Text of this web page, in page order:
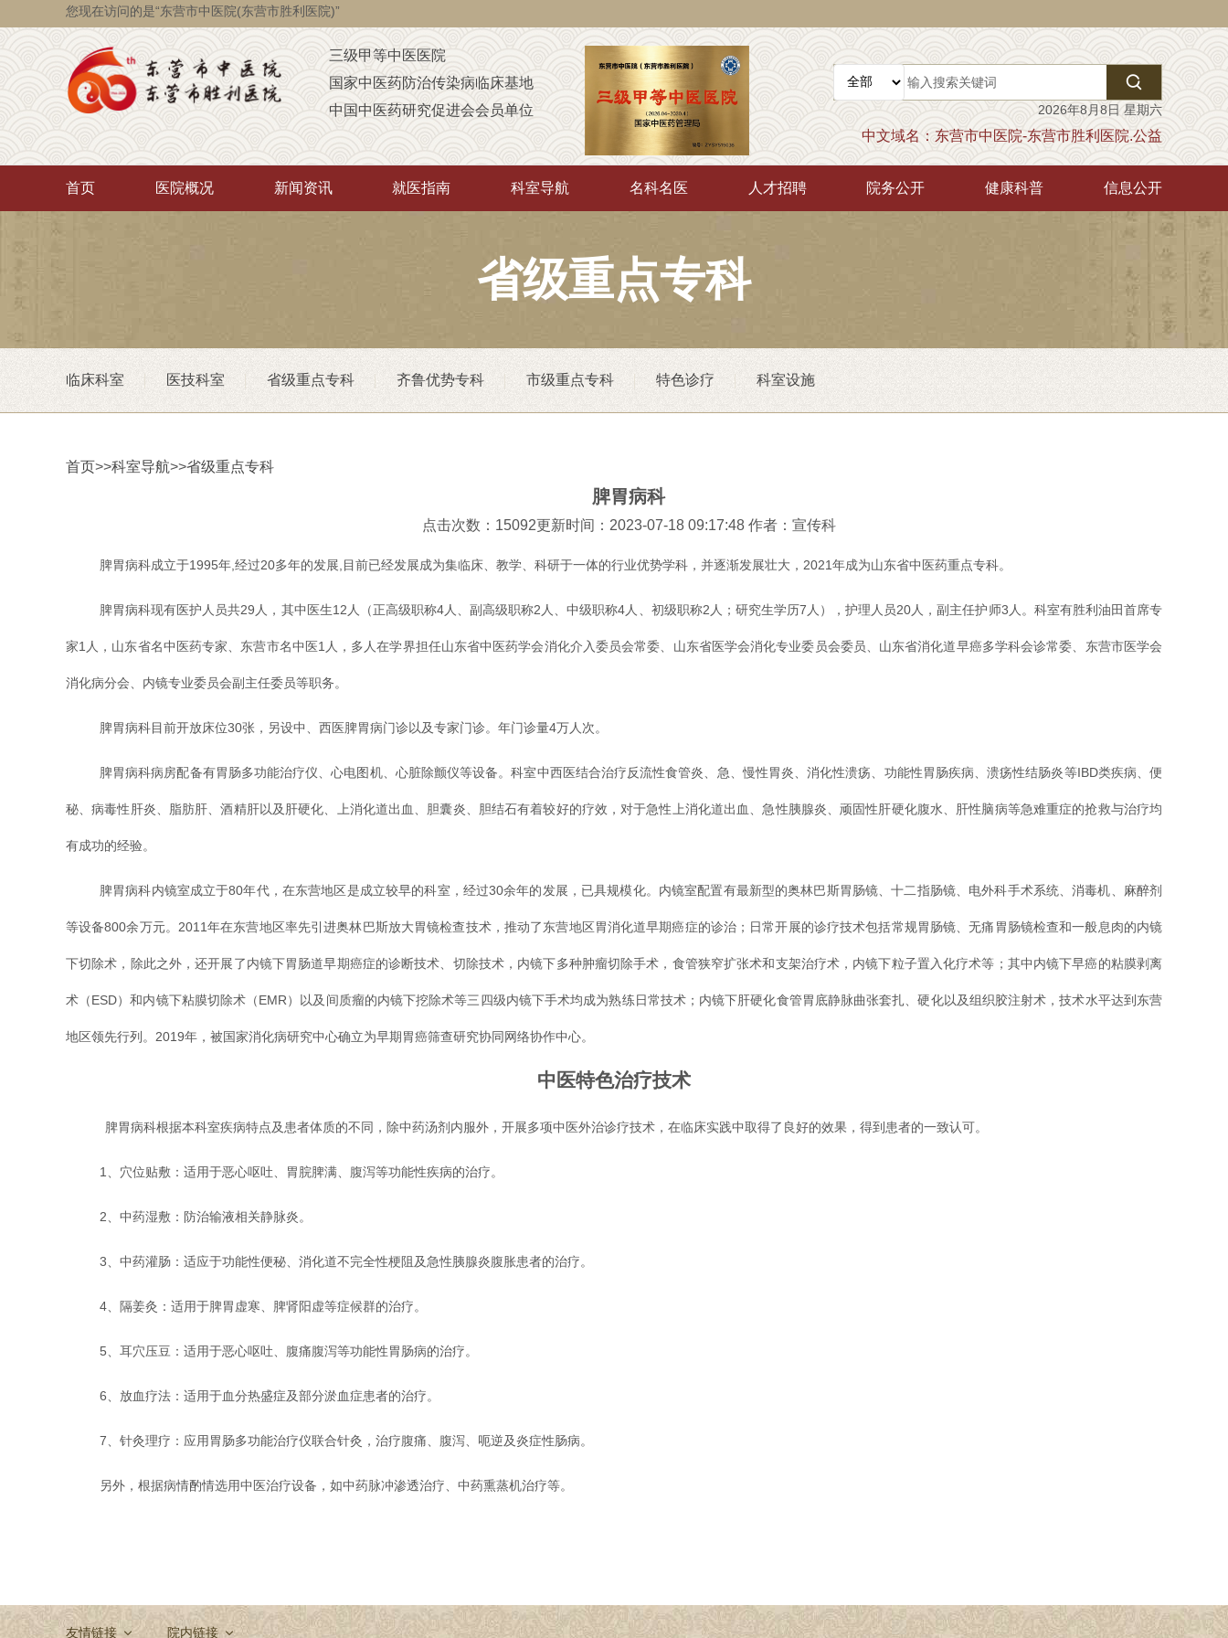
您现在访问的是“东营市中医院(东营市胜利医院)”
三级甲等中医医院
国家中医药防治传染病临床基地
中国中医药研究促进会会员单位
省级智障儿童康复机构
山东省AAA级定点医疗机构
首批省卫生厅“优质护理服务示范工程”
潍坊医学院（非直属）附属医院
2026年8月8日 星期六

中文域名：东营市中医院-东营市胜利医院.公益
首页 医院概况 新闻资讯 就医指南 科室导航 名科名医 人才招聘 院务公开 健康科普 信息公开
省级重点专科
临床科室 医技科室 省级重点专科 齐鲁优势专科 市级重点专科 特色诊疗 科室设施
首页>>科室导航>>省级重点专科
脾胃病科
点击次数：15092更新时间：2023-07-18 09:17:48 作者：宣传科
脾胃病科成立于1995年,经过20多年的发展,目前已经发展成为集临床、教学、科研于一体的行业优势学科，并逐渐发展壮大，2021年成为山东省中医药重点专科。
脾胃病科现有医护人员共29人，其中医生12人（正高级职称4人、副高级职称2人、中级职称4人、初级职称2人；研究生学历7人），护理人员20人，副主任护师3人。科室有胜利油田首席专
家1人，山东省名中医药专家、东营市名中医1人，多人在学界担任山东省中医药学会消化介入委员会常委、山东省医学会消化专业委员会委员、山东省消化道早癌多学科会诊常委、东营市医学会
消化病分会、内镜专业委员会副主任委员等职务。
脾胃病科目前开放床位30张，另设中、西医脾胃病门诊以及专家门诊。年门诊量4万人次。
脾胃病科病房配备有胃肠多功能治疗仪、心电图机、心脏除颤仪等设备。科室中西医结合治疗反流性食管炎、急、慢性胃炎、消化性溃疡、功能性胃肠疾病、溃疡性结肠炎等IBD类疾病、便
秘、病毒性肝炎、脂肪肝、酒精肝以及肝硬化、上消化道出血、胆囊炎、胆结石有着较好的疗效，对于急性上消化道出血、急性胰腺炎、顽固性肝硬化腹水、肝性脑病等急难重症的抢救与治疗均
有成功的经验。
脾胃病科内镜室成立于80年代，在东营地区是成立较早的科室，经过30余年的发展，已具规模化。内镜室配置有最新型的奥林巴斯胃肠镜、十二指肠镜、电外科手术系统、消毒机、麻醉剂
等设备800余万元。2011年在东营地区率先引进奥林巴斯放大胃镜检查技术，推动了东营地区胃消化道早期癌症的诊治；日常开展的诊疗技术包括常规胃肠镜、无痛胃肠镜检查和一般息肉的内镜
下切除术，除此之外，还开展了内镜下胃肠道早期癌症的诊断技术、切除技术，内镜下多种肿瘤切除手术，食管狭窄扩张术和支架治疗术，内镜下粒子置入化疗术等；其中内镜下早癌的粘膜剥离
术（ESD）和内镜下粘膜切除术（EMR）以及间质瘤的内镜下挖除术等三四级内镜下手术均成为熟练日常技术；内镜下肝硬化食管胃底静脉曲张套扎、硬化以及组织胶注射术，技术水平达到东营
地区领先行列。2019年，被国家消化病研究中心确立为早期胃癌筛查研究协同网络协作中心。
中医特色治疗技术
脾胃病科根据本科室疾病特点及患者体质的不同，除中药汤剂内服外，开展多项中医外治诊疗技术，在临床实践中取得了良好的效果，得到患者的一致认可。
1、穴位贴敷：适用于恶心呕吐、胃脘脾满、腹泻等功能性疾病的治疗。
2、中药湿敷：防治输液相关静脉炎。
3、中药灌肠：适应于功能性便秘、消化道不完全性梗阻及急性胰腺炎腹胀患者的治疗。
4、隔姜灸：适用于脾胃虚寒、脾肾阳虚等症候群的治疗。
5、耳穴压豆：适用于恶心呕吐、腹痛腹泻等功能性胃肠病的治疗。
6、放血疗法：适用于血分热盛症及部分淤血症患者的治疗。
7、针灸理疗：应用胃肠多功能治疗仪联合针灸，治疗腹痛、腹泻、呃逆及炎症性肠病。
另外，根据病情酌情选用中医治疗设备，如中药脉冲渗透治疗、中药熏蒸机治疗等。
友情链接 院内链接